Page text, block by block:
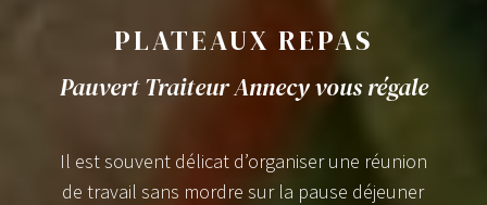
PLATEAUX REPAS
Pauvert Traiteur Annecy vous régale
Il est souvent délicat d’organiser une réunion
de travail sans mordre sur la pause déjeuner